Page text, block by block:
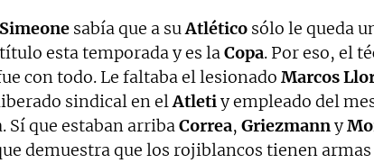
Simeone sabía que a suAtlético sólo le queda
esta temporada y es laCopa. Por eso, el
con todo. Le faltaba el lesionado Marcos
sindical en elAtletiy empleado del
Sí que estaban arribaCorrea, Griezmanny
demuestra que los rojiblancos tienen armas